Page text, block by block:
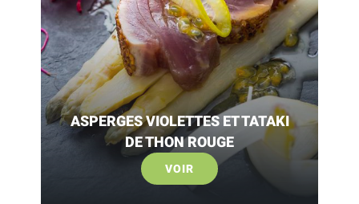
ASPERGES VIOLETTES ET TATAKI
DE THON ROUGE
VOIR